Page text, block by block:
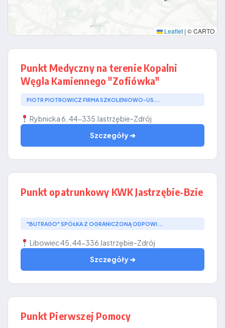
Leaflet | © CARTO
Punkt Medyczny na terenie Kopalni
Węgla Kamiennego "Zofiówka"
PIOTR PIOTROWICZ FIRMA SZKOLENIOWO-US...
Rybnicka 6, 44-335 Jastrzębie-Zdrój
Szczegóły ➔
Punkt opatrunkowy KWK Jastrzębie-Bzie
"BUTRAGO" SPÓŁKA Z OGRANICZONĄ ODPOWI...
Libowiec 45, 44-336 Jastrzębie-Zdrój
Szczegóły ➔
Punkt Pierwszej Pomocy